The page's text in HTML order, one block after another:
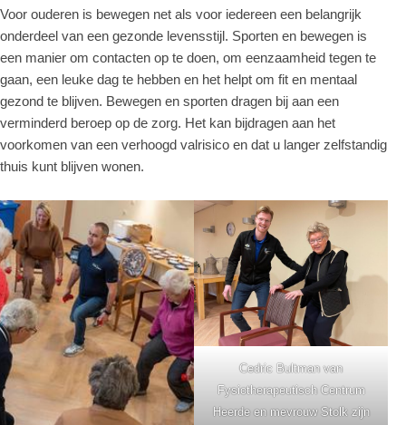
Voor ouderen is bewegen net als voor iedereen een belangrijk
onderdeel van een gezonde levensstijl. Sporten en bewegen is
een manier om contacten op te doen, om eenzaamheid tegen te
gaan, een leuke dag te hebben en het helpt om fit en mentaal
gezond te blijven. Bewegen en sporten dragen bij aan een
verminderd beroep op de zorg. Het kan bijdragen aan het
voorkomen van een verhoogd valrisico en dat u langer zelfstandig
thuis kunt blijven wonen.
Cedric Bultman van
Fysiotherapeutisch Centrum
Heerde en mevrouw Stolk zijn